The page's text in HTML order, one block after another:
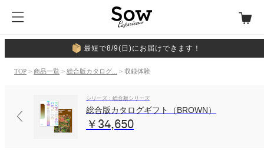
最短で8/9(日)にお届けできます！
TOP > 商品一覧 > 総合版カタログ... > 収録体験
シリーズ：総合版シリーズ
総合版カタログギフト（BROWN）
￥34,650